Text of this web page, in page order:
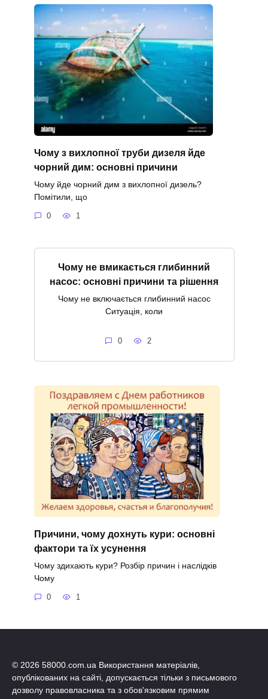
Чому з вихлопної труби дизеля йде
чорний дим: основні причини
Чому йде чорний дим з вихлопної дизель?
Помітили, що
0 1
Чому не вмикається глибинний
насос: основні причини та рішення
Чому не включається глибинний насос
Ситуація, коли
0 2
Причини, чому дохнуть кури: основні
фактори та їх усунення
Чому здихають кури? Розбір причин і наслідків
Чому
0 1
© 2026 58000.com.ua Використання матеріалів,
опублікованих на сайті, допускається тільки з письмового
дозволу правовласника та з обов'язковим прямим